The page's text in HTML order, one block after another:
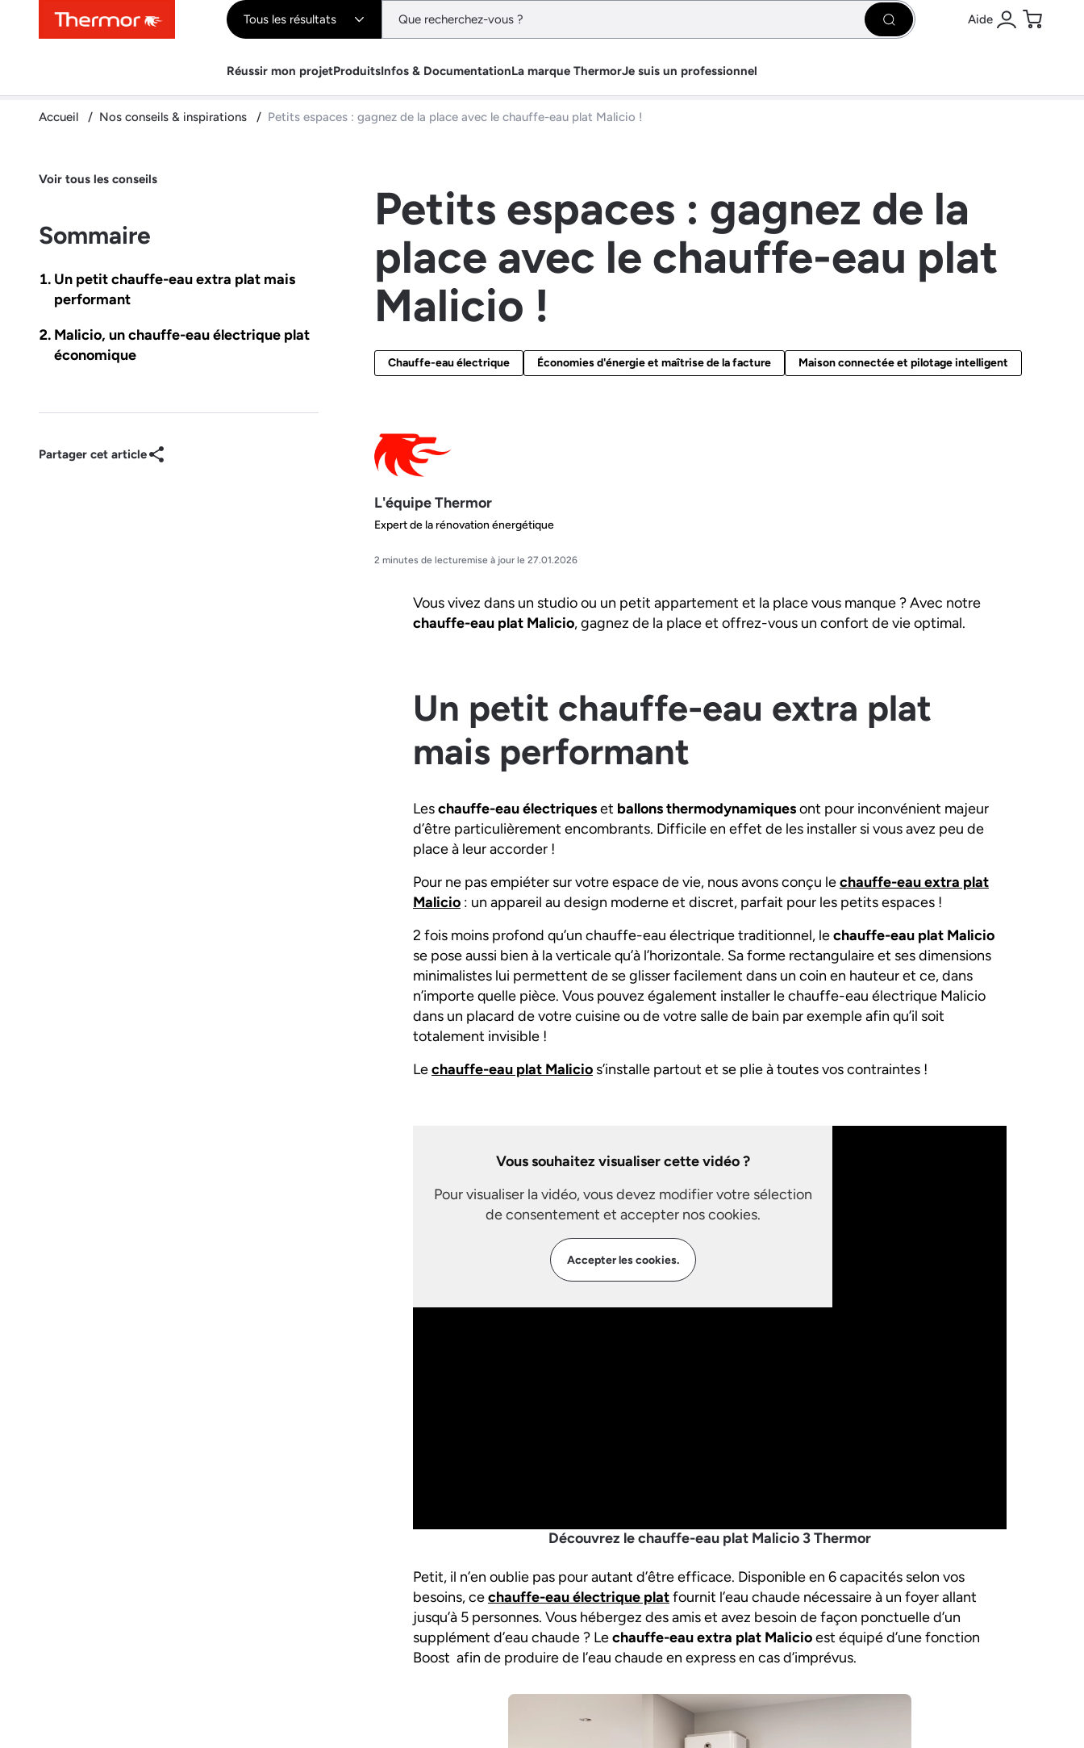
ContenuMenuRecherche Tous les résultats Rechercher Aide
Se connecter
Panier
Réussir mon projetProduitsInfos & DocumentationLa marque ThermorJe suis un professionnel
Accueil Nos conseils & inspirations Petits espaces : gagnez de la place avec le chauffe-eau plat Malicio !
Voir tous les conseils
Sommaire
Un petit chauffe-eau extra plat mais
performant
Malicio, un chauffe-eau électrique plat
économique
Partager cet article
Petits espaces : gagnez de la
place avec le chauffe-eau plat
Malicio !
Chauffe-eau électrique Économies d'énergie et maîtrise de la facture Maison connectée et pilotage intelligent
L'équipe Thermor
Expert de la rénovation énergétique
2 minutes de lecturemise à jour le 27.01.2026
Vous vivez dans un studio ou un petit appartement et la place vous manque ? Avec notre
chauffe-eau plat Malicio, gagnez de la place et offrez-vous un confort de vie optimal.
Un petit chauffe-eau extra plat
mais performant
Leschauffe-eau électriqueset ballons thermodynamiquesont pour inconvénient majeur
d’être particulièrement encombrants. Difficile en effet de les installer si vous avez peu de
place à leur accorder !
Pour ne pas empiéter sur votre espace de vie, nous avons conçu lechauffe-eau extra plat
Malicio : un appareil au design moderne et discret, parfait pour les petits espaces !
2 fois moins profond qu’un chauffe-eau électrique traditionnel, lechauffe-eau plat Malicio
se pose aussi bien à la verticale qu’à l’horizontale. Sa forme rectangulaire et ses dimensions
minimalistes lui permettent de se glisser facilement dans un coin en hauteur et ce, dans
n’importe quelle pièce. Vous pouvez également installer le chauffe-eau électrique Malicio
dans un placard de votre cuisine ou de votre salle de bain par exemple afin qu’il soit
totalement invisible !
Lechauffe-eau plat Malicio s’installe partout et se plie à toutes vos contraintes !
Vous souhaitez visualiser cette vidéo ?
Pour visualiser la vidéo, vous devez modifier votre sélection
de consentement et accepter nos cookies.
Accepter les cookies.
Découvrez le chauffe-eau plat Malicio 3 Thermor
Petit, il n’en oublie pas pour autant d’être efficace. Disponible en 6 capacités selon vos
besoins, cechauffe-eau électrique platfournit l’eau chaude nécessaire à un foyer allant
jusqu’à 5 personnes. Vous hébergez des amis et avez besoin de façon ponctuelle d’un
supplément d’eau chaude ? Lechauffe-eau extra plat Malicioest équipé d’une fonction
Boost afin de produire de l’eau chaude en express en cas d’imprévus.